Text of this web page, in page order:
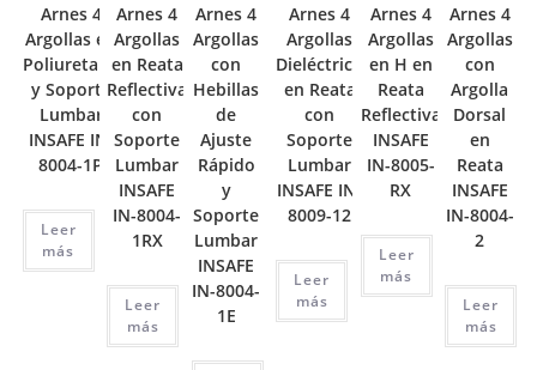
Arnes 4
Argollas en
Poliuretano
y Soporte
Lumbar
INSAFE IN-
8004-1P
Leer
más
Arnes 4
Argollas
en Reata
Reflectiva
con
Soporte
Lumbar
INSAFE
IN-8004-
1RX
Leer
más
Arnes 4
Argollas
con
Hebillas
de
Ajuste
Rápido
y
Soporte
Lumbar
INSAFE
IN-8004-
1E
Arnes 4
Argollas
Dieléctrico
en Reata
con
Soporte
Lumbar
INSAFE IN-
8009-12
Leer
más
Arnes 4
Argollas
en H en
Reata
Reflectiva
INSAFE
IN-8005-
RX
Leer
más
Arnes 4
Argollas
con
Argolla
Dorsal
en
Reata
INSAFE
IN-8004-
2
Leer
más